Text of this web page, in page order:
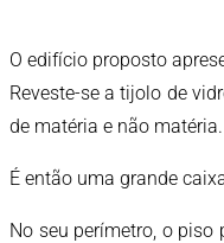
O edifício proposto
Reveste-se a tijolo de
de matéria e não
É então uma grande
No seu perímetro, o